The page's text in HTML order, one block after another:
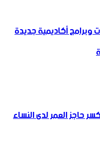
وبرامج أكاديمية جديدة
حاجز العمر لدى النساء